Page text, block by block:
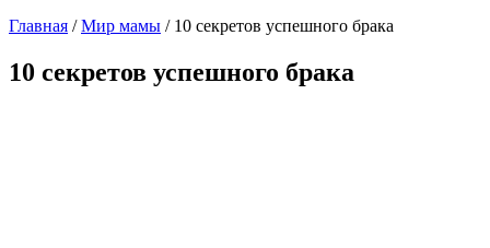
Главная / Мир мамы / 10 секретов успешного брака
10 секретов успешного брака